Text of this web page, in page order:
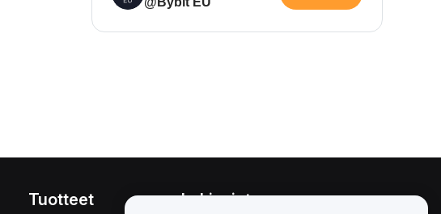
Tuotteet Lakiasiat